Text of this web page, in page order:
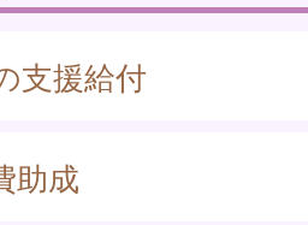
支援給付
助成